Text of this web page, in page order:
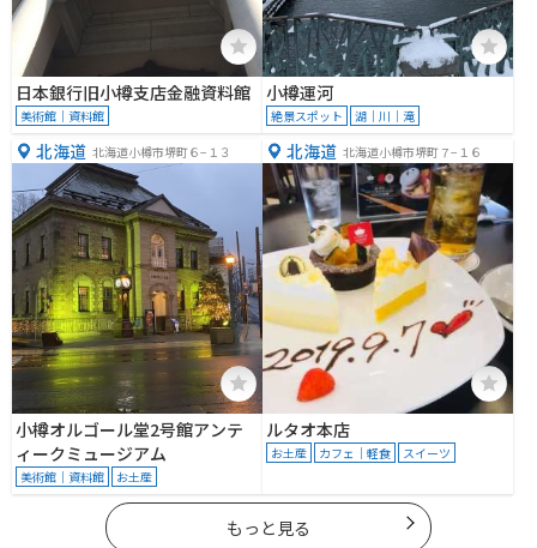
日本銀行旧小樽支店金融資料館
美術館｜資料館
小樽運河
絶景スポット 湖｜川｜滝
北海道 北海道小樽市堺町６−１３
小樽オルゴール堂2号館アンテ
ィークミュージアム
美術館｜資料館 お土産
北海道 北海道小樽市堺町７−１６
ルタオ本店
お土産 カフェ｜軽食 スイーツ
もっと見る